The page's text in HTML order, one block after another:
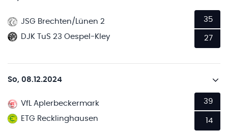
JSG Brechten/Lünen 2
DJK TuS 23 Oespel-Kley
35
27
So, 08.12.2024
VfL Aplerbeckermark
ETG Recklinghausen
39
14